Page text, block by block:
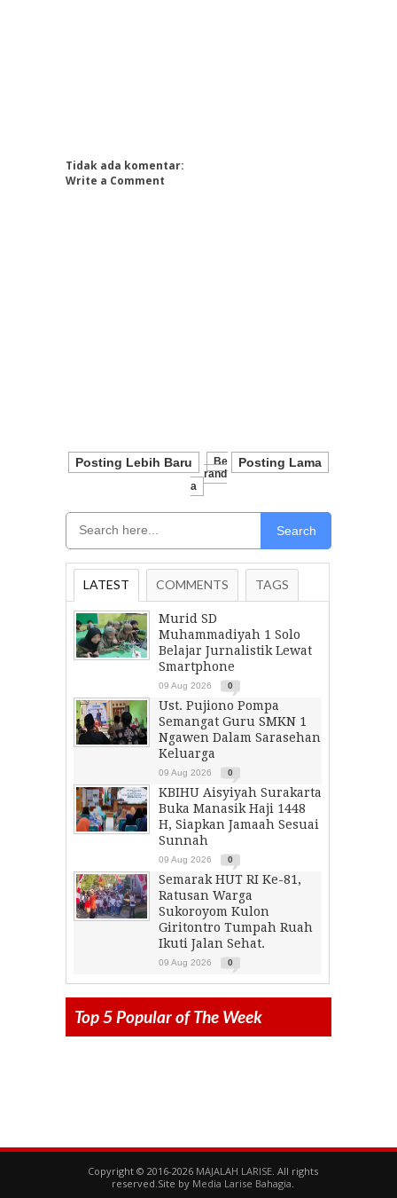
Tidak ada komentar:
Write a Comment
Posting Lebih Baru Posting Lama
Be
Rand
A
Search
LATEST COMMENTS TAGS
Murid SD
Muhammadiyah 1 Solo
Belajar Jurnalistik Lewat
Smartphone
09 Aug 2026 0
Ust. Pujiono Pompa
Semangat Guru SMKN 1
Ngawen Dalam Sarasehan
Keluarga
09 Aug 2026 0
KBIHU Aisyiyah Surakarta
Buka Manasik Haji 1448
H, Siapkan Jamaah Sesuai
Sunnah
09 Aug 2026 0
Semarak HUT RI Ke-81,
Ratusan Warga
Sukoroyom Kulon
Giritontro Tumpah Ruah
Ikuti Jalan Sehat.
09 Aug 2026 0
Top 5 Popular of The Week
Copyright © 2016-2026 MAJALAH LARISE. All rights
reserved.Site by Media Larise Bahagia.